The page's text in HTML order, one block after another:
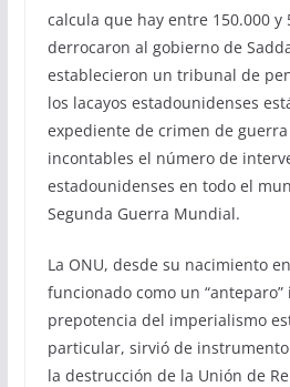
calcula que hay entre 150.000 y
derrocaron al gobierno de
establecieron un tribunal de
los lacayos estadounidenses
expediente de crimen de
incontables el número de
estadounidenses en todo el
Segunda Guerra Mundial.
La ONU, desde su nacimiento
funcionado como un
prepotencia del imperialismo
particular, sirvió de
la destrucción de la Unión de